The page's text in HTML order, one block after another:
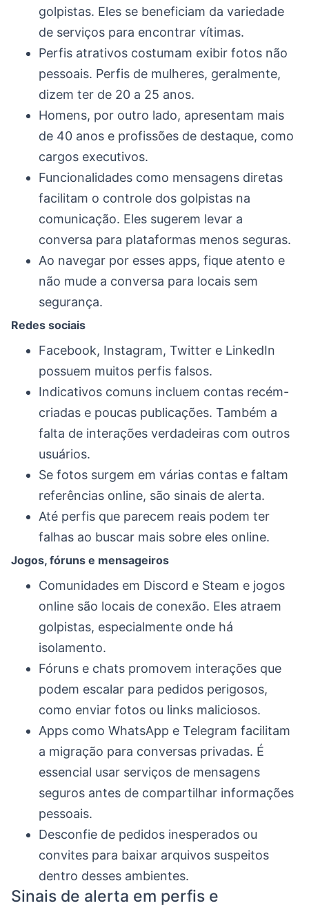
golpistas. Eles se beneficiam da variedade
de serviços para encontrar vítimas.
Perfis atrativos costumam exibir fotos não
pessoais. Perfis de mulheres, geralmente,
dizem ter de 20 a 25 anos.
Homens, por outro lado, apresentam mais
de 40 anos e profissões de destaque, como
cargos executivos.
Funcionalidades como mensagens diretas
facilitam o controle dos golpistas na
comunicação. Eles sugerem levar a
conversa para plataformas menos seguras.
Ao navegar por esses apps, fique atento e
não mude a conversa para locais sem
segurança.
Redes sociais
Facebook, Instagram, Twitter e LinkedIn
possuem muitos perfis falsos.
Indicativos comuns incluem contas recém-
criadas e poucas publicações. Também a
falta de interações verdadeiras com outros
usuários.
Se fotos surgem em várias contas e faltam
referências online, são sinais de alerta.
Até perfis que parecem reais podem ter
falhas ao buscar mais sobre eles online.
Jogos, fóruns e mensageiros
Comunidades em Discord e Steam e jogos
online são locais de conexão. Eles atraem
golpistas, especialmente onde há
isolamento.
Fóruns e chats promovem interações que
podem escalar para pedidos perigosos,
como enviar fotos ou links maliciosos.
Apps como WhatsApp e Telegram facilitam
a migração para conversas privadas. É
essencial usar serviços de mensagens
seguros antes de compartilhar informações
pessoais.
Desconfie de pedidos inesperados ou
convites para baixar arquivos suspeitos
dentro desses ambientes.
Sinais de alerta em perfis e